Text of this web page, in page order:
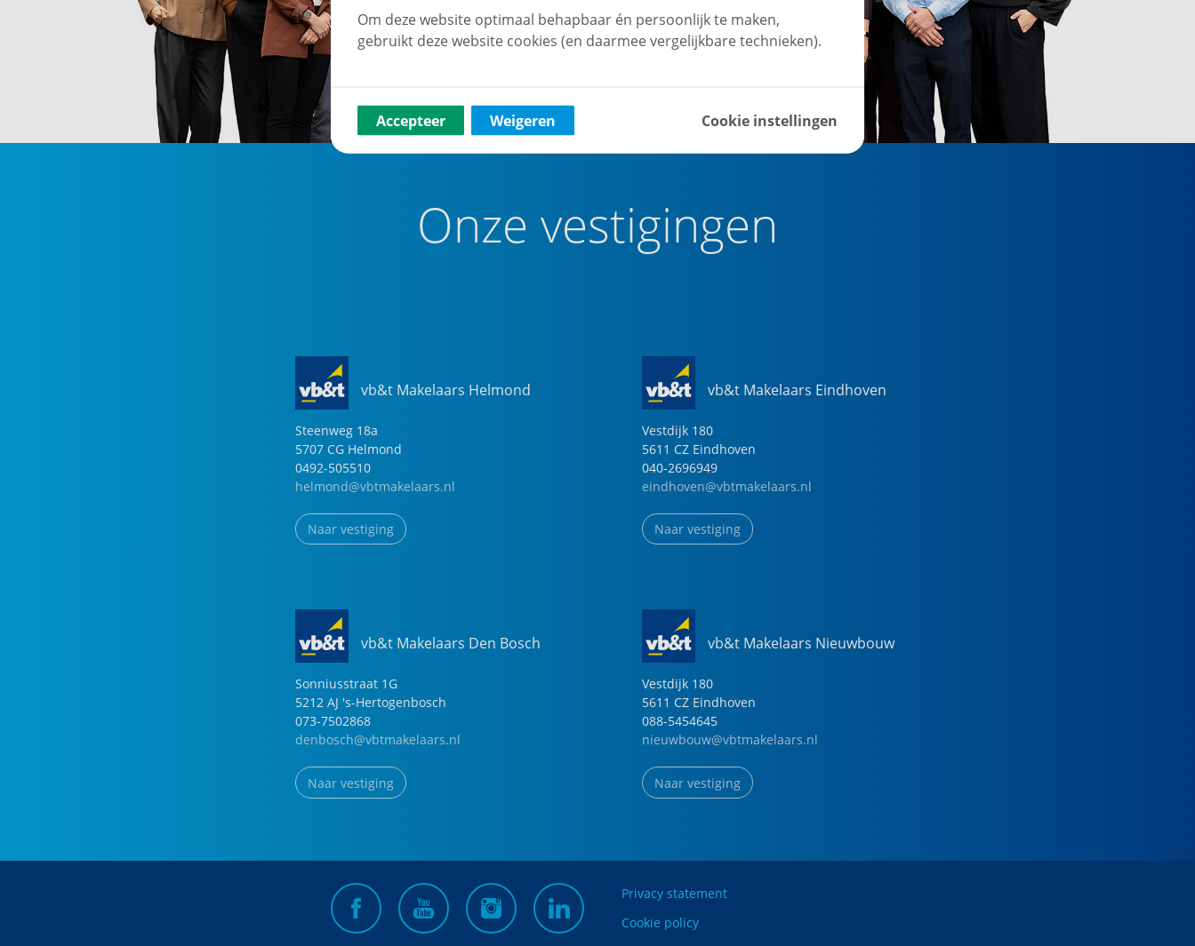
Onze vestigingen
vb&t Makelaars Helmond
Steenweg 18a
5707 CG Helmond
0492-505510
helmond@vbtmakelaars.nl
Naar vestiging
vb&t Makelaars Eindhoven
Vestdijk 180
5611 CZ Eindhoven
040-2696949
eindhoven@vbtmakelaars.nl
Naar vestiging
vb&t Makelaars Den Bosch
Sonniusstraat 1G
5212 AJ 's-Hertogenbosch
073-7502868
denbosch@vbtmakelaars.nl
Naar vestiging
vb&t Makelaars Nieuwbouw
Vestdijk 180
5611 CZ Eindhoven
088-5454645
nieuwbouw@vbtmakelaars.nl
Naar vestiging
Privacy statement
Cookie policy
Om deze website optimaal behapbaar én persoonlijk te maken,
gebruikt deze website cookies (en daarmee vergelijkbare technieken).
Accepteer Weigeren Cookie instellingen